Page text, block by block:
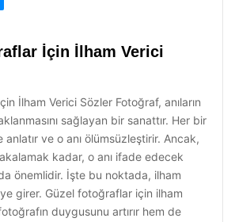
İçin İlham Verici
İlham Verici Sözler Fotoğraf, anıların
sağlayan bir sanattır. Her bir
ve o anı ölümsüzleştirir. Ancak,
kadar, o anı ifade edecek
önemlidir. İşte bu noktada, ilham
girer. Güzel fotoğraflar için ilham
duygusunu artırır hem de